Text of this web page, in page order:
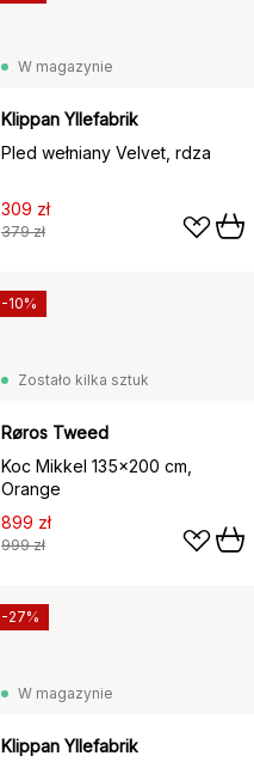
W magazynie
Klippan Yllefabrik
Pled wełniany Velvet, rdza
309 zł
379 zł
Zostało kilka sztuk
Røros Tweed
Koc Mikkel 135x200 cm,
Orange
899 zł
999 zł
-10%
W magazynie
Klippan Yllefabrik
-27%